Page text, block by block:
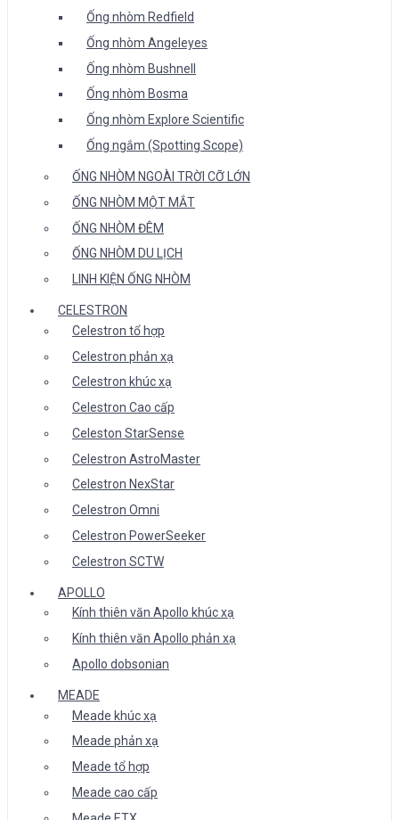
Ống nhòm Redfield
Ống nhòm Angeleyes
Ống nhòm Bushnell
Ống nhòm Bosma
Ống nhòm Explore Scientific
Ống ngắm (Spotting Scope)
ỐNG NHÒM NGOÀI TRỜI CỠ LỚN
ỐNG NHÒM MỘT MẮT
ỐNG NHÒM ĐÊM
ỐNG NHÒM DU LỊCH
LINH KIỆN ỐNG NHÒM
CELESTRON
Celestron tổ hợp
Celestron phản xạ
Celestron khúc xạ
Celestron Cao cấp
Celeston StarSense
Celestron AstroMaster
Celestron NexStar
Celestron Omni
Celestron PowerSeeker
Celestron SCTW
APOLLO
Kính thiên văn Apollo khúc xạ
Kính thiên văn Apollo phản xạ
Apollo dobsonian
MEADE
Meade khúc xạ
Meade phản xạ
Meade tổ hợp
Meade cao cấp